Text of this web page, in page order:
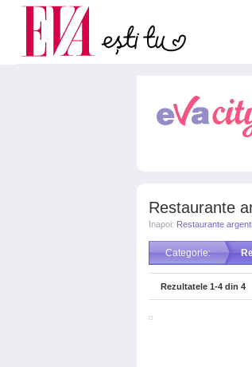
Restaurante
Inapoi: Restaurante
Categorie:
Rezultatele 1-4 din 4
Carieră
Actualitate